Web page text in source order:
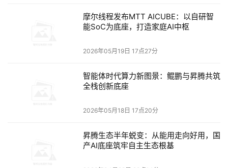
本文来源于DOIT传媒，文章内容仅供参考，不构成投资建议。
摩尔线程发布MTT AICUBE：以自研智
能SoC为底座，打造家庭AI中枢
2026年05月19日 17点27分
智能体时代算力新图景：鲲鹏与昇腾共筑
全栈创新底座
2026年05月18日 17点20分
昇腾生态半年蜕变：从能用走向好用，国
产AI底座筑牢自主生态根基